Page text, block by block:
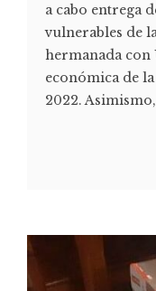
a cabo entrega
vulnerables de
hermanada
económica de
2022.